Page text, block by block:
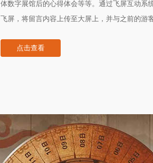
体数字展馆后的心得体会等等。通过飞屏互动系
飞屏，将留言内容上传至大屏上，并与之前的游
点击查看